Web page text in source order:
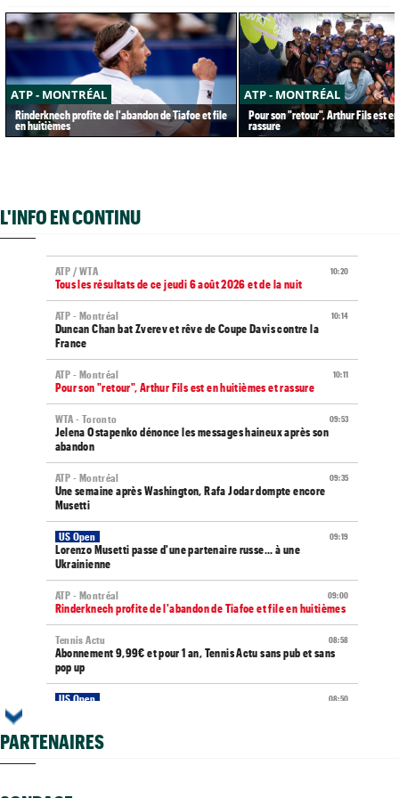
ATP - MONTRÉAL
Rinderknech profite de l'abandon de Tiafoe et file
en huitièmes
ATP - MONTRÉAL
Pour son "retour", Arthur Fils est
rassure
L'INFO EN CONTINU
10:20
ATP / WTA
Tous les résultats de ce jeudi 6 août 2026 et de la nuit
10:14
ATP - Montréal
Duncan Chan bat Zverev et rêve de Coupe Davis contre la
France
10:11
ATP - Montréal
Pour son "retour", Arthur Fils est en huitièmes et rassure
09:53
WTA - Toronto
Jelena Ostapenko dénonce les messages haineux après son
abandon
09:35
ATP - Montréal
Une semaine après Washington, Rafa Jodar dompte encore
Musetti
09:19
US Open
Lorenzo Musetti passe d'une partenaire russe... à une
Ukrainienne
09:00
ATP - Montréal
Rinderknech profite de l'abandon de Tiafoe et file en huitièmes
08:58
Tennis Actu
Abonnement 9,99€ et pour 1 an, Tennis Actu sans pub et sans
pop up
08:50
US Open
PARTENAIRES